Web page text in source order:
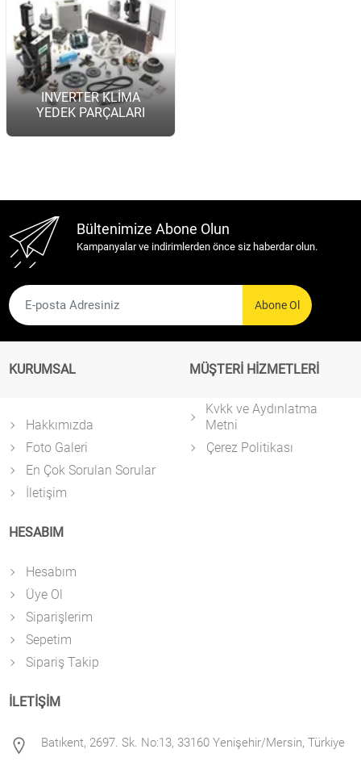
INVERTER KLİMA
YEDEK PARÇALARI
Bültenimize Abone Olun
Kampanyalar ve indirimlerden önce siz haberdar olun.
Abone Ol
KURUMSAL
Hakkımızda
Foto Galeri
En Çok Sorulan Sorular
İletişim
MÜŞTERİ HİZMETLERİ
Kvkk ve Aydınlatma
Metni
Çerez Politikası
HESABIM
Hesabım
Üye Ol
Siparişlerim
Sepetim
Sipariş Takip
İLETİŞİM
Batıkent, 2697. Sk. No:13, 33160 Yenişehir/Mersin, Türkiye